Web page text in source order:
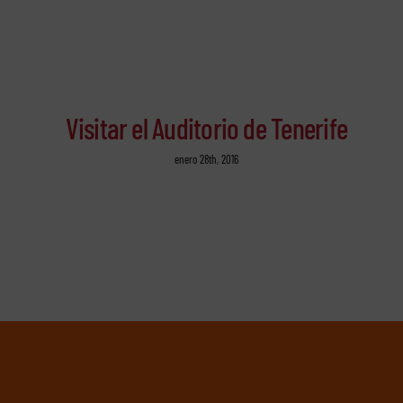
Visitar el Auditorio de Tenerife
enero 28th, 2016